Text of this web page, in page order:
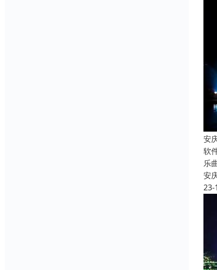
安
软
乐
安
23-